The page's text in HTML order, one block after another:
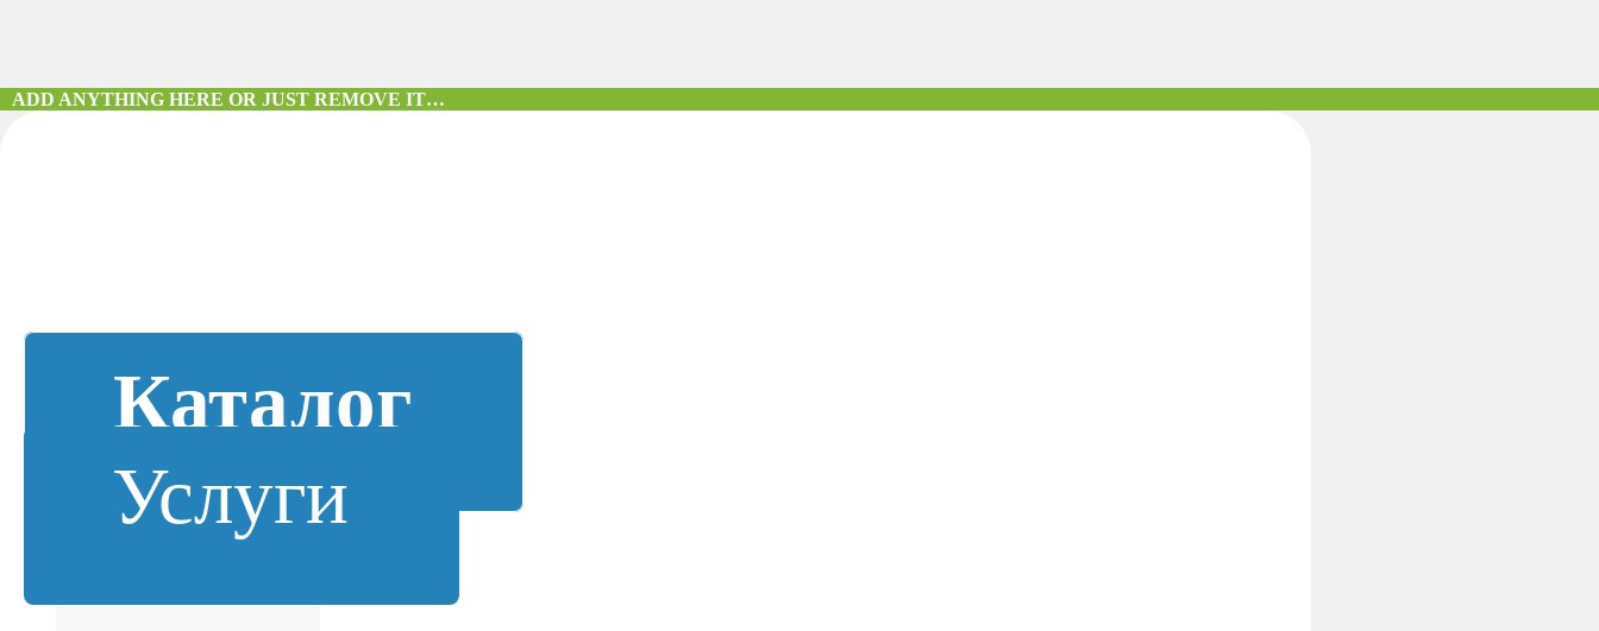
ADD ANYTHING HERE OR JUST REMOVE IT…
Каталог
Услуги